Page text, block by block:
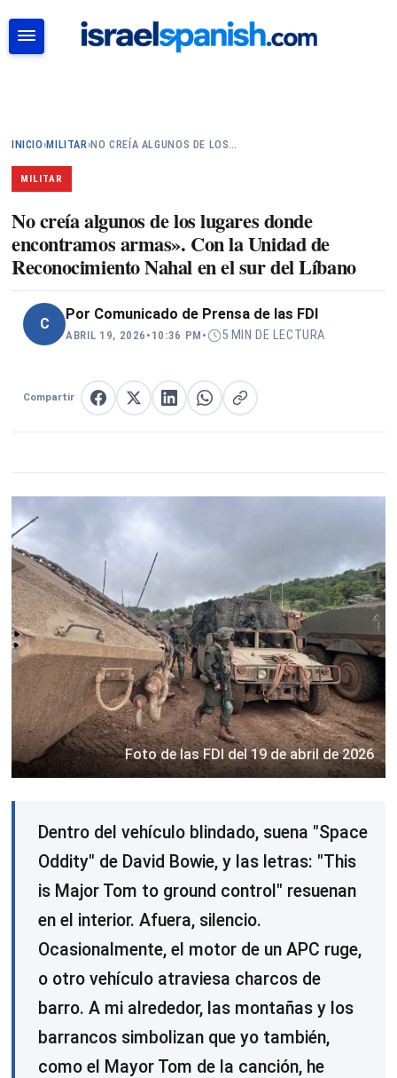
INICIO›MILITAR›NO CREÍA ALGUNOS DE LOS…
MILITAR
No creía algunos de los lugares donde
encontramos armas». Con la Unidad de
Reconocimiento Nahal en el sur del Líbano
C
Por Comunicado de Prensa de las FDI
ABRIL 19, 2026 • 10:36 PM • 5 MIN DE LECTURA
Compartir Compartir en Facebook
Compartir en X
Compartir en LinkedIn
Compartir en WhatsApp
Copiar enlace
Foto de las FDI del 19 de abril de 2026
Dentro del vehículo blindado, suena "Space
Oddity" de David Bowie, y las letras: "This
is Major Tom to ground control" resuenan
en el interior. Afuera, silencio.
Ocasionalmente, el motor de un APC ruge,
o otro vehículo atraviesa charcos de
barro. A mi alrededor, las montañas y los
barrancos simbolizan que yo también,
como el Mayor Tom de la canción, he